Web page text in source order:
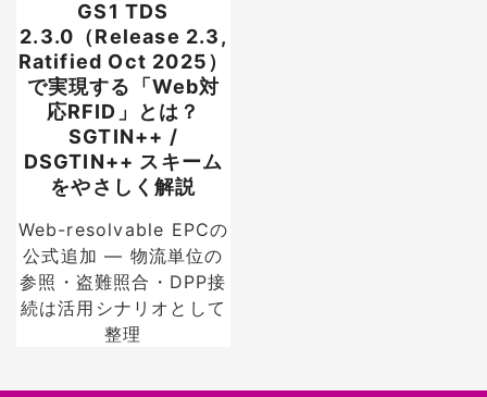
GS1 TDS
2.3.0（Release 2.3,
Ratified Oct 2025）
で実現する「Web対
応RFID」とは？
SGTIN++ /
DSGTIN++ スキーム
をやさしく解説
Web-resolvable EPCの
公式追加 — 物流単位の
参照・盗難照合・DPP接
続は活用シナリオとして
整理